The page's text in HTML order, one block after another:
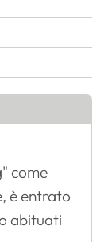
come
è entrato
abituati